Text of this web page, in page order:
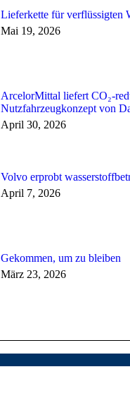
Lieferkette für verflüssigten
Mai 19, 2026
ArcelorMittal liefert CO₂-
Nutzfahrzeugkonzept von
April 30, 2026
Volvo erprobt
April 7, 2026
Gekommen, um zu bleiben
März 23, 2026